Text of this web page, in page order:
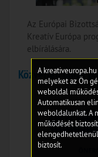
Az Európai
Kreatív Európa
elbírálására.
Közvetlen uniós
A
melyeket az Ön
weboldal
Automatikusan
weboldalunkat. A
működését
biztosít.